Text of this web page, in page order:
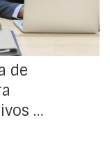
de
…